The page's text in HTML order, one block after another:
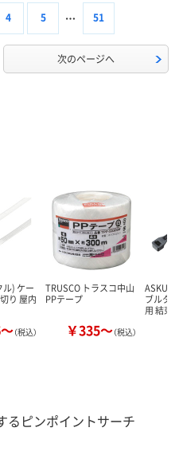
4 5 51
次のページへ
) ケー
り 屋内
（税込）
TRUSCO トラスコ中山
PPテープ
￥335～（税込）
ASKUL(
ブルタ
用 結束
るピンポイントサーチ